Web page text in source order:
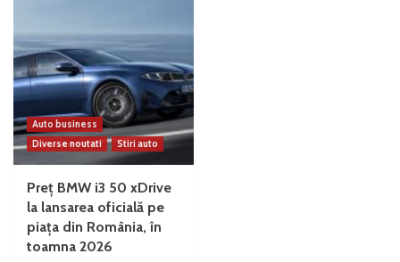
Auto business
Diverse noutati
Stiri auto
Preț BMW i3 50 xDrive
la lansarea oficială pe
piața din România, în
toamna 2026